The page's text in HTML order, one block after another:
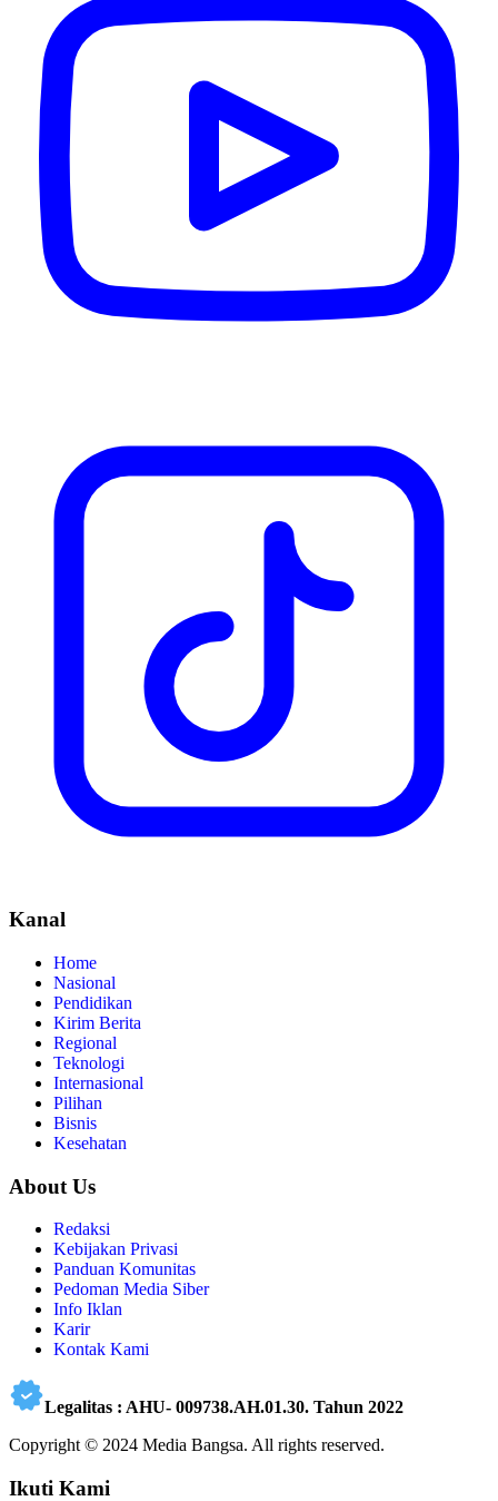
Kanal
Home
Nasional
Pendidikan
Kirim Berita
Regional
Teknologi
Internasional
Pilihan
Bisnis
Kesehatan
About Us
Redaksi
Kebijakan Privasi
Panduan Komunitas
Pedoman Media Siber
Info Iklan
Karir
Kontak Kami
Legalitas : AHU- 009738.AH.01.30. Tahun 2022
Copyright © 2024 Media Bangsa. All rights reserved.
Ikuti Kami